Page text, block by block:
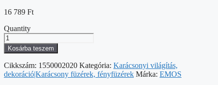
16 789 Ft
Quantity
LED
fényfüzér
–
fürtök,
nano,
8
Kosárba teszem
Cikkszám: 1550002020 Kategória: Karácsonyi világítás,
dekoráció|Karácsony füzérek, fényfüzérek Márka: EMOS